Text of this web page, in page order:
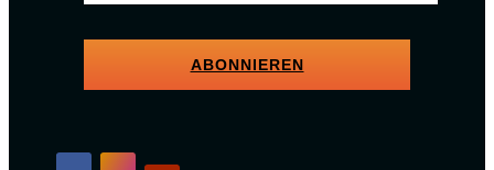
ABONNIEREN